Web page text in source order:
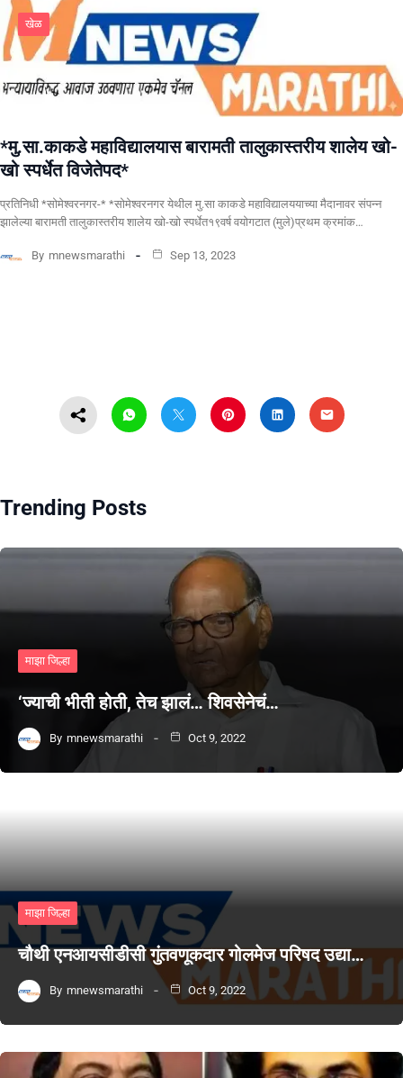
खेळ
*मु.सा.काकडे महाविद्यालयास बारामती तालुकास्तरीय शालेय खो-
खो स्पर्धेत विजेतेपद*
प्रतिनिधी *सोमेश्वरनगर-* *सोमेश्वरनगर येथील मु.सा काकडे महाविद्यालययाच्या मैदानावर संपन्न
झालेल्या बारामती तालुकास्तरीय शालेय खो-खो स्पर्धेत१९वर्ष वयोगटात (मुले)प्रथम क्रमांक…
By mnewsmarathi Sep 13, 2023
Trending Posts
माझा जिल्हा
‘ज्याची भीती होती, तेच झालं… शिवसेनेचं…
By mnewsmarathi Oct 9, 2022
माझा जिल्हा
चौथी एनआयसीडीसी गुंतवणूकदार गोलमेज परिषद उद्या…
By mnewsmarathi Oct 9, 2022